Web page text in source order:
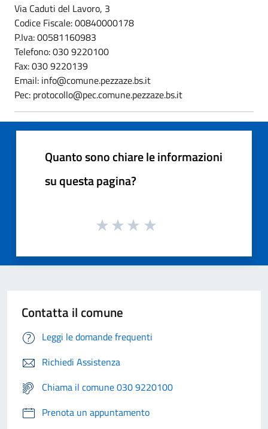
Via Caduti del Lavoro, 3
Codice Fiscale: 00840000178
P.Iva: 00581160983
Telefono: 030 9220100
Fax: 030 9220139
Email: info@comune.pezzaze.bs.it
Pec: protocollo@pec.comune.pezzaze.bs.it
Quanto sono chiare le informazioni
su questa pagina?
Contatta il comune
Leggi le domande frequenti
Richiedi Assistenza
Chiama il comune 030 9220100
Prenota un appuntamento